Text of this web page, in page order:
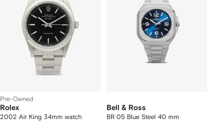
Pre-Owned
Rolex
2002 Air King 34mm watch
Bell & Ross
BR 05 Blue Steel 40 mm